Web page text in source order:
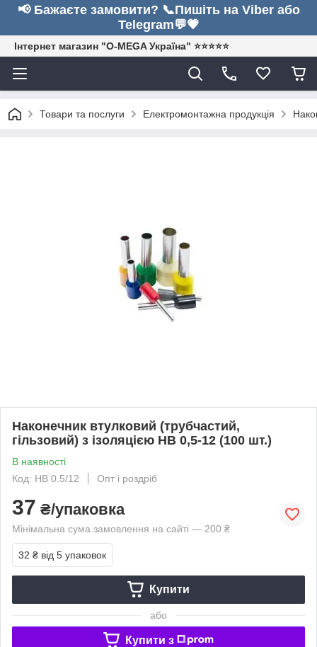
📢 Бажаєте замовити? 📞Пишіть на Viber або
Telegram💬💗
Інтернет магазин "O-MEGA Україна" ⭐⭐⭐⭐⭐
Товари та послуги Електромонтажна продукція
Наконечник втулковий (трубчастий,
гільзовий) з ізоляцією НВ 0,5-12 (100 шт.)
В наявності
Код: HB 0.5/12
Опт і роздріб
37 ₴/упаковка
Мінімальна сума замовлення на сайті — 200 ₴
32 ₴ від 5 упаковок
Купити
або
Купити з